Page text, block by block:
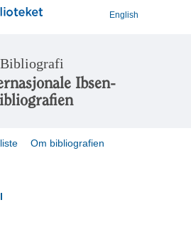
English
Bibliografi
Ibsen-
Om bibliografien